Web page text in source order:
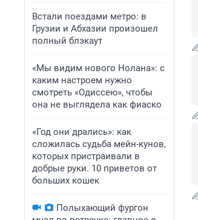
Встали поездами метро: в
Грузии и Абхазии произошел
полный блэкаут
«Мы видим нового Нолана»: с
каким настроем нужно
смотреть «Одиссею», чтобы
она не выглядела как фиаско
«Год они дрались»: как
сложилась судьба мейн-кунов,
которых пристраивали в
добрые руки. 10 приветов от
больших кошек
Полыхающий фургон